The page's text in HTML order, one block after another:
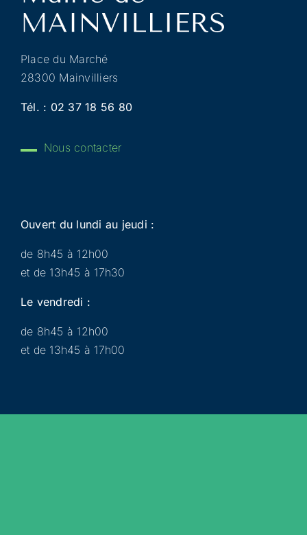
Place du Marché
28300 Mainvilliers
Tél. : 02 37 18 56 80
Nous contacter
Ouvert du lundi au jeudi :
de 8h45 à 12h00
et de 13h45 à 17h30
Le vendredi :
de 8h45 à 12h00
et de 13h45 à 17h00